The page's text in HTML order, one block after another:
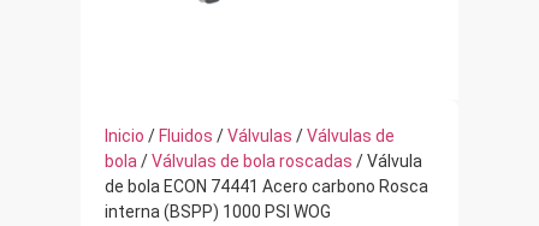
Inicio /Fluidos /Válvulas /Válvulas de
bola /Válvulas de bola roscadas / Válvula
de bola ECON 74441 Acero carbono Rosca
interna (BSPP) 1000 PSI WOG